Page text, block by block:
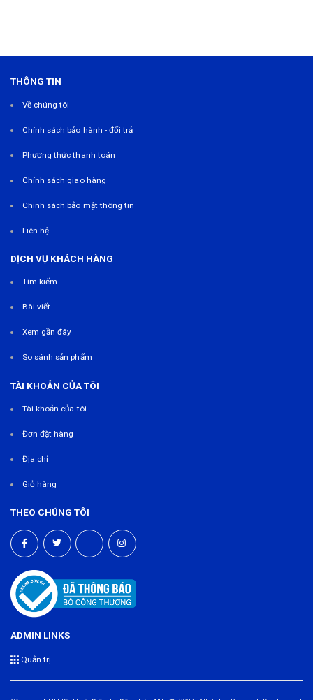
THÔNG TIN
Về chúng tôi
Chính sách bảo hành - đổi trả
Phương thức thanh toán
Chính sách giao hàng
Chính sách bảo mật thông tin
Liên hệ
DỊCH VỤ KHÁCH HÀNG
Tìm kiếm
Bài viết
Xem gần đây
So sánh sản phẩm
TÀI KHOẢN CỦA TÔI
Tài khoản của tôi
Đơn đặt hàng
Địa chỉ
Giỏ hàng
THEO CHÚNG TÔI
ADMIN LINKS
Quản trị